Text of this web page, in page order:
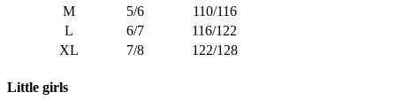
M
5/6
110/116
L
6/7
116/122
XL
7/8 122/128
Little girls